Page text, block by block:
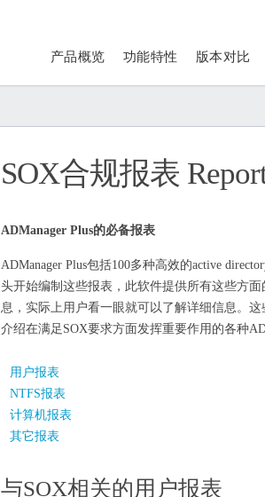
产品概览 功能特性 版本对比
SOX合规报表
ADManager Plus的必备报表
ADManager Plus包括100多种高效的active
头开始编制这些报表，此软件提供所有这些方
息，实际上用户看一眼就可以了解详细信息。
介绍在满足SOX要求方面发挥重要作用的各种
用户报表
NTFS报表
计算机报表
其它报表
与SOX相关的用户报表